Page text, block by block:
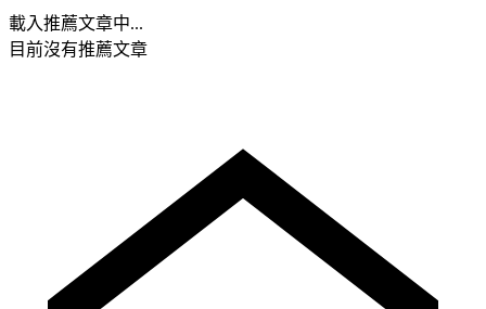
載入推薦文章中...
目前沒有推薦文章